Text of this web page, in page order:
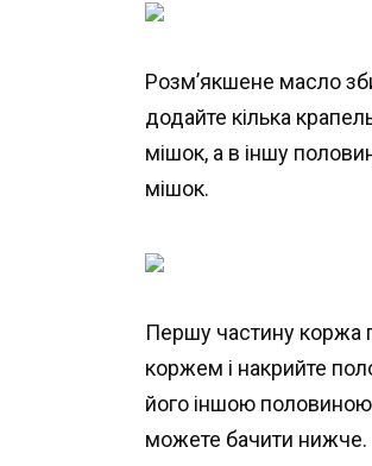
Розм’якшене масло
додайте кілька
мішок, а в іншу
мішок.
Першу частину коржа
коржем і накрийте
його іншою
можете бачити нижче.